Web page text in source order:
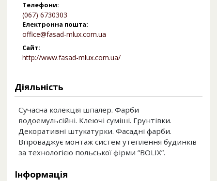
Телефони:
(067) 6730303
Електронна пошта:
office@fasad-mlux.com.ua
Сайт:
http://www.fasad-mlux.com.ua/
Діяльність
Сучасна колекція шпалер. Фарби
водоемульсійні. Клеючі суміші. Грунтівки.
Декоративні штукатурки. Фасадні фарби.
Впроваджує монтаж систем утеплення будинків
за технологією польської фірми ”BOLIX”.
Інформація